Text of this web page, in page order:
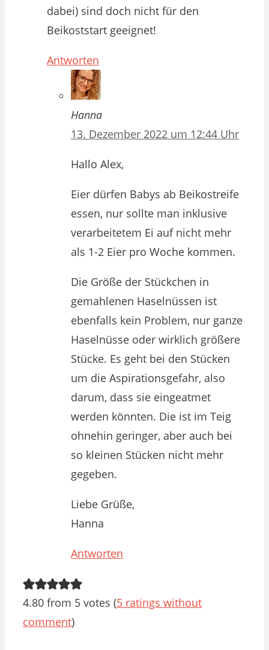
dabei) sind doch nicht für den
Beikoststart geeignet!
Antworten
Hanna
13. Dezember 2022 um 12:44 Uhr
Hallo Alex,
Eier dürfen Babys ab Beikostreife
essen, nur sollte man inklusive
verarbeitetem Ei auf nicht mehr
als 1-2 Eier pro Woche kommen.
Die Größe der Stückchen in
gemahlenen Haselnüssen ist
ebenfalls kein Problem, nur ganze
Haselnüsse oder wirklich größere
Stücke. Es geht bei den Stücken
um die Aspirationsgefahr, also
darum, dass sie eingeatmet
werden könnten. Die ist im Teig
ohnehin geringer, aber auch bei
so kleinen Stücken nicht mehr
gegeben.
Liebe Grüße,
Hanna
Antworten
4.80 from 5 votes (5 ratings without
comment)